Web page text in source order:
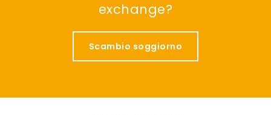
exchange?
Scambio soggiorno